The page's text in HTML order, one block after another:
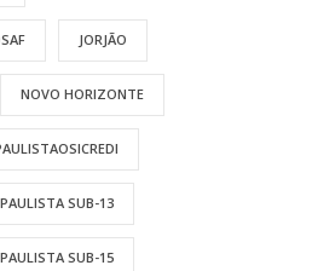
JORJÃO
NOVO HORIZONTE
PAULISTA SUB-13
PAULISTA SUB-15